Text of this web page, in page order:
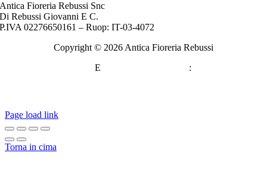
Antica Fioreria Rebussi Snc
Di Rebussi Giovanni E C.
P.IVA 02276650161 – Ruop: IT-03-4072
Copyright © 2026 Antica Fioreria Rebussi
E :
Page load link
Torna in cima